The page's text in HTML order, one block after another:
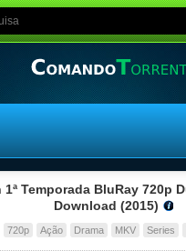
1ª Temporada BluRay 720p
Download (2015)
720p Ação Drama MKV Series